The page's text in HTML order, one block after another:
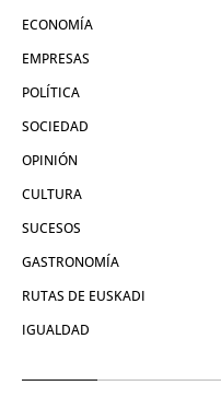
ECONOMÍA
EMPRESAS
POLÍTICA
SOCIEDAD
OPINIÓN
CULTURA
SUCESOS
GASTRONOMÍA
RUTAS DE EUSKADI
IGUALDAD